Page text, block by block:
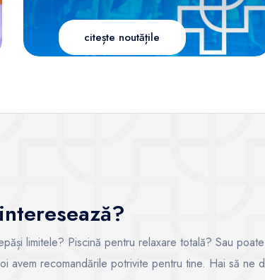
citește noutățile
limitele? Piscină pentru relaxare totală? Sau
recomandările potrivite pentru tine. Hai să ne